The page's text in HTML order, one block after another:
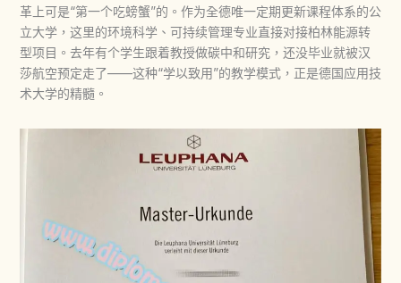
革上可是“第一个吃螃蟹”的。作为全德唯一定期更新课程体系的公
立大学，这里的环境科学、可持续管理专业直接对接柏林能源转
型项目。去年有个学生跟着教授做碳中和研究，还没毕业就被汉
莎航空预定走了——这种“学以致用”的教学模式，正是德国应用技
术大学的精髓。